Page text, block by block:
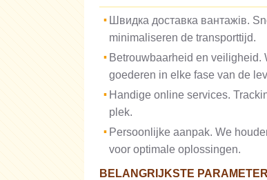
Швидка доставка вантажів.
minimaliseren de transporttijd.
Betrouwbaarheid en veiligheid.
goederen in elke fase van de
Handige online services.
plek.
Persoonlijke aanpak. We
voor optimale oplossingen.
BELANGRIJKSTE